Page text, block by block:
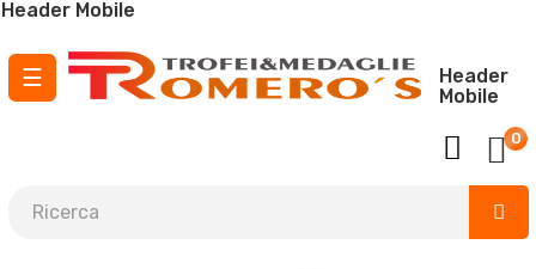
Header Mobile
navigazione
Toggle
☰
0
Header
Mobile